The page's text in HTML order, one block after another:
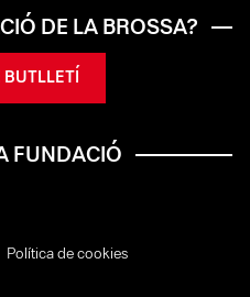
DE LA BROSSA?
FUNDACIÓ
Política de cookies